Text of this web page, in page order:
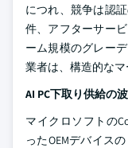
につれ、競争は認
件、アフターサー
ーム規模のグレー
業者は、構造的なマ
AI PC下取り供給の波
マイクロソフトの
ったOEMデバイス